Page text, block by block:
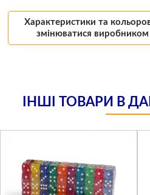
Характеристики та
змінюватися
ІНШІ ТОВАРИ В